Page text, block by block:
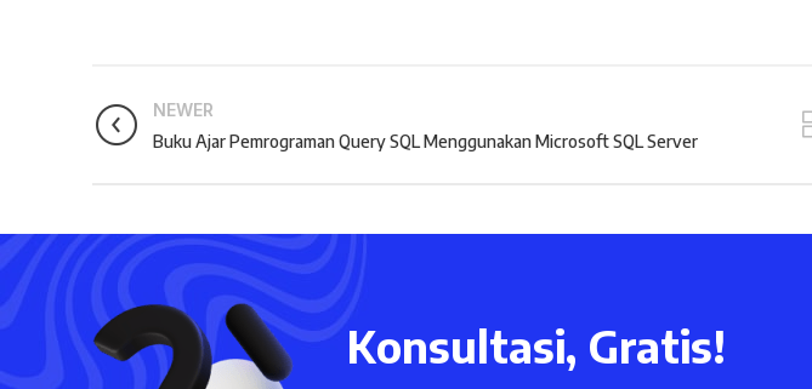
NEWER
Buku Ajar Pemrograman Query SQL Menggunakan Microsoft SQL Server
Konsultasi, Gratis!